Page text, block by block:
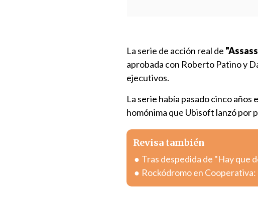
La serie de acción real de
aprobada con Roberto Patino y
ejecutivos.
La serie había pasado cinco
homónima que Ubisoft lanzó por
Revisa también
Tras despedida de "Hay que
Rockódromo en